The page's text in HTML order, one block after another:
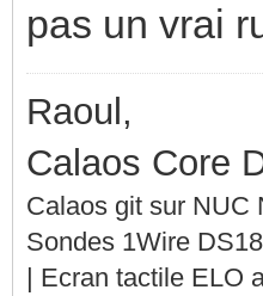
pas un vrai
Raoul,
Calaos Core
Calaos git sur NUC
Sondes 1Wire
| Ecran tactile ELO